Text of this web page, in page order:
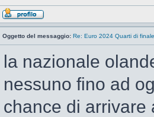
Oggetto del messaggio: Re: Euro 2024 Quarti di
la nazionale
nessuno fino ad
chance di arrivare